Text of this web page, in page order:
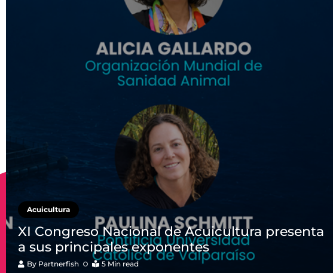
Acuicultura
XI Congreso Nacional de Acuicultura presenta
a sus principales exponentes
By Partnerfish 5 Min read